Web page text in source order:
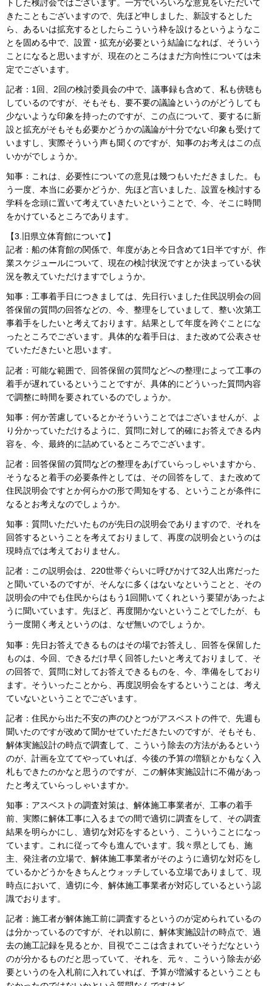
トした検討会ではございます。一方でいろいろな意見をいただいて
きたこともございますので、先ほど申しました、新設するとした
ら、あるいは拡充するとしたらこういう枠を設けるというようなこ
とを固める中で、設置・拡充が必要という結論になれば、そういう
ことになると思いますが、現在のところはまだ方向性については未
定でございます。
記者：1回、2回の検討委員会の中で、議事録も含めて、私も傍聴も
しているのですが、そもそも、要不要の議論というのがどうしても
少ないような印象を持ったのですが、この点について、要するに新
設と拡充がそもそも必要かどうかの議論が十分でない印象も受けて
いますし、実際そういう声も聞くのですが、知事のお考えはこの点
いかがでしょうか。
知事：これは、必要性についての意見は幾つもいただきました。も
う一度、本当に必要かどうか、先ほど言いました、設置を検討する
学科を念頭に置いて考えていきたいということで、今、そこに時間
をかけているところであります。
【3.旧県立体育館について】
記者：船の体育館の関係で、年度があと今日含めて1日半ですが、作
業スケジュールについて、現在の検討状況ですとか決まっている状
況を教えていただけますでしょうか。
知事：工事着手日につきましては、先日行いました住民説明会の回
答保留の質問の回答などの、今、整理をしていまして、整い次第工
事着手をしたいと考えております。結果として年度を跨ぐことにな
ったところでございます。具体的な着手日は、また改めて公表させ
ていただきたいと思います。
記者：可能な範囲で、回答保留の質問などへの整理によって工事の
着手が遅れているということですが、具体的にどういった質問内容
で調整に時間を要されているのでしょうか。
知事：何か苦慮しているとかそういうことではございませんが、よ
り分かっていただけるように、質問に対して的確にお答えできる内
容を、今、最終的に詰めているところでございます。
記者：回答保留の質問などの整理をあげていらっしゃいますから、
そうなると着手の必要条件としては、その回答をして、また改めて
住民説明会ですとか何らかの形で周知をする、ということが条件に
なるとお考えなのでしょうか。
知事：質問いただいたものが先日の説明会でありますので、それを
回答するということを考えておりまして、再度の説明会というのは
現時点では考えておりません。
記者：この説明会は、220世帯ぐらいに呼びかけて32人出席だった
と聞いているのですが、そんなに多くはないなということと、その
説明会の中でも住民からはもう1回開いてくれという要望があったよ
うに聞いています。先ほど、再度開かないということでしたが、も
う一度開く考えというのは、なぜ無いのでしょうか。
知事：先日お答えできるものはその場でお答えし、回答を保留した
ものは、今回、できるだけ早く回答したいと考えておりまして、そ
の回答で、質問に対してお答えできるものを、今、準備をしており
ます。そういったことから、再度説明会をするということは、考え
ていないということでございます。
記者：住民から出た不安の声のひとつがアスベストの件で、先週も
聞いたのですが改めて聞かせていただきたいのですが、そもそも、
解体実施設計の時点で調査して、こういう除去の方法があるという
のが、計画を立ててやっていれば、今後の予算の増額とかもなく入
札もできたのかなと思うのですが、この解体実施設計に不備があっ
たと考えていらっしゃいますか。
知事：アスベストの調査対策は、解体施工事業者が、工事の着手
前、実際に解体工事に入るまでの間で適切に調査をして、その調査
結果を明らかにし、適切な対応をするという、こういうことになっ
ています。これに従って今も進んでいます。我々県としても、施
主、発注者の立場で、解体施工事業者がそのように適切な対応をし
ているかどうかをきちんとウォッチしている立場でありまして、現
時点において、適切に今、解体施工事業者が対応しているという認
識でおります。
記者：施工者が解体施工前に調査するというのが定められているの
は分かっているのですが、それ以前に、解体実施設計の時点で、過
去の施工記録を見るとか、目視でここは含まれていそうだなという
のが分かるものだと思っていて、それを、元々、こういう除去が必
要というのを入札前に入れていれば、予算が増減するということも